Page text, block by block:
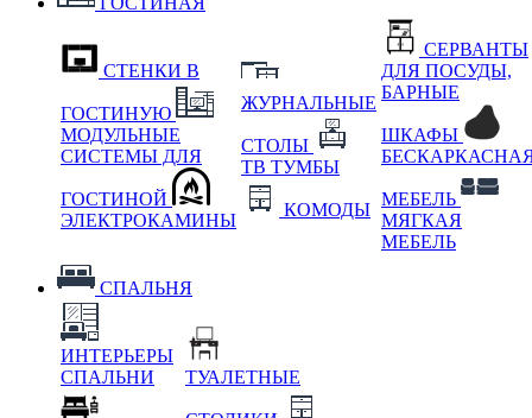
СТЕНКИ В
ГОСТИНУЮ
МОДУЛЬНЫЕ
СИСТЕМЫ ДЛЯ
ГОСТИНОЙ
ЭЛЕКТРОКАМИНЫ
ЖУРНАЛЬНЫЕ
СТОЛЫ
ТВ ТУМБЫ
КОМОДЫ
СЕРВАНТЫ
ДЛЯ ПОСУДЫ,
БАРНЫЕ
ШКАФЫ
МЕБЕЛЬ
МЯГКАЯ
МЕБЕЛЬ
СПАЛЬНЯ
ИНТЕРЬЕРЫ
СПАЛЬНИ
ТУАЛЕТНЫЕ